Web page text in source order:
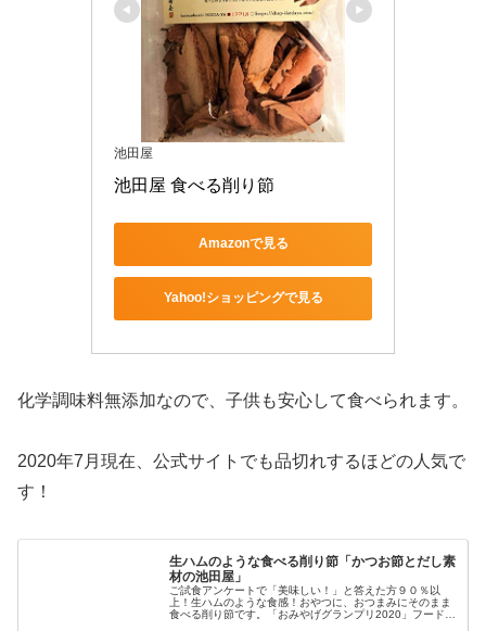
池田屋
池田屋 食べる削り節
Amazonで見る
Yahoo!ショッピングで見る
化学調味料無添加なので、子供も安心して食べられます。
2020年7月現在、公式サイトでも品切れするほどの人気で
す！
生ハムのような食べる削り節「かつお節とだし素
材の池田屋」
ご試食アンケートで「美味しい！」と答えた方９０％以
上！生ハムのような食感！おやつに、おつまみにそのまま
食べる削り節です。「おみやげグランプリ2020」フードド